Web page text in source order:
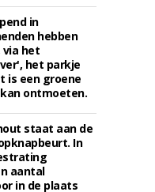
in
hebben
via het
het parkje
is een groene
ontmoeten.
staat aan de
In
aantal
in de plaats